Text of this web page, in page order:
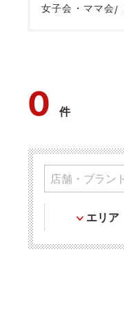
女子会・ママ会
0件
エリア